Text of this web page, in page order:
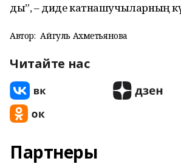
ды”, – диде катнашучыларның
Автор: Айгуль Ахметьянова
Читайте нас
Партнеры